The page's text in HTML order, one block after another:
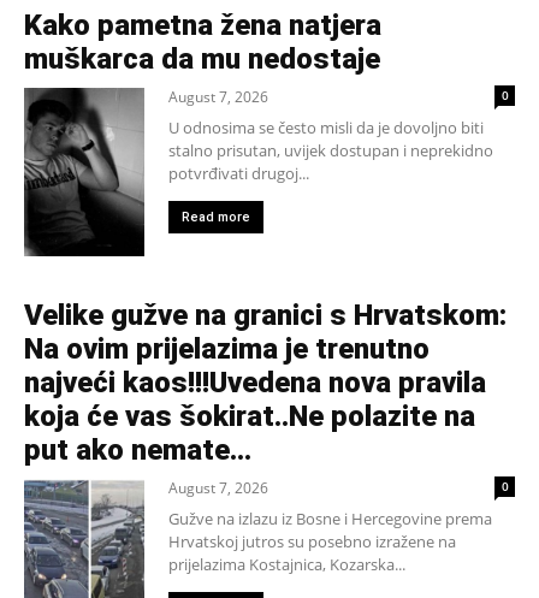
Kako pametna žena natjera
muškarca da mu nedostaje
August 7, 2026 0
U odnosima se često misli da je dovoljno biti
stalno prisutan, uvijek dostupan i neprekidno
potvrđivati drugoj...
Read more
Velike gužve na granici s Hrvatskom:
Na ovim prijelazima je trenutno
najveći kaos!!!Uvedena nova pravila
koja će vas šokirat..Ne polazite na
put ako nemate...
August 7, 2026 0
Gužve na izlazu iz Bosne i Hercegovine prema
Hrvatskoj jutros su posebno izražene na
prijelazima Kostajnica, Kozarska...